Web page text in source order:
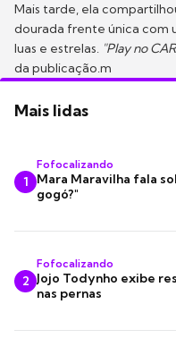
Mais tarde, ela
dourada frente única com
luas e estrelas. "Play no
da publicação.m
Mais lidas
1
Fofocalizando
Mara Maravilha fala
gogó?"
2
Fofocalizando
Jojo Todynho exibe
nas pernas